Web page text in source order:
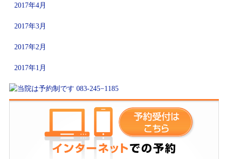
2017年4月
2017年3月
2017年2月
2017年1月